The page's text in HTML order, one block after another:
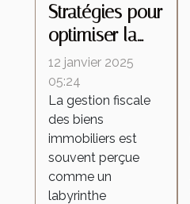
Stratégies pour
optimiser la
fiscalité de vos
biens
immobiliers
12 janvier 2025
05:24
La gestion fiscale
des biens
immobiliers est
souvent perçue
comme un
labyrinthe